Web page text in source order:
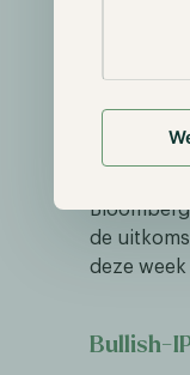
Na ruim
partijen
5 tot 10
de
deze
Bullish-